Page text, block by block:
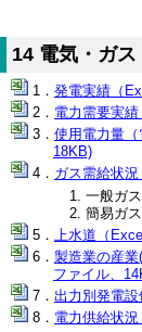
14 電気・ガス
発電実績（
電力需要実
使用電力量（
18KB)
ガス需給状
一般ガ
簡易ガ
上水道（
製造業の産
ファイル、
出力別発電
電力供給状